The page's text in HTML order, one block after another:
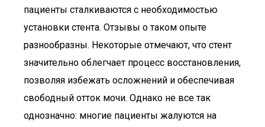
пациенты сталкиваются с необходимостью
установки стента. Отзывы о таком опыте
разнообразны. Некоторые отмечают, что стент
значительно облегчает процесс восстановления,
позволяя избежать осложнений и обеспечивая
свободный отток мочи. Однако не все так
однозначно: многие пациенты жалуются на